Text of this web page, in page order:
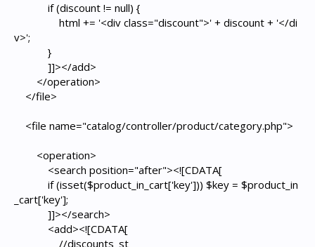
if (discount != null) {
html += '<div class="discount">' + discount + '</di
v>';
}
]]></add>
</operation>
</file>
<file name="catalog/controller/product/category.php">
<operation>
<search position="after"><![CDATA[
if (isset($product_in_cart['key'])) $key = $product_in
_cart['key'];
]]></search>
<add><![CDATA[
//discounts_st